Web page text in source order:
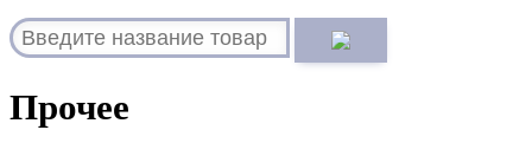
Прочее